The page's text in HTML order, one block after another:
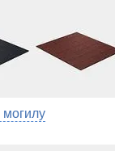
могилу